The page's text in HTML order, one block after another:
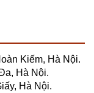
Kiếm, Hà Nội.
Hà Nội.
Hà Nội.